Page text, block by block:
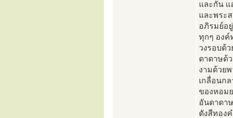
และกัน แ
และพระ
อภิรมย์อ
ทุกๆ องค์
วงรอบด้
ดาดาษด้
งามด้วย
เกลื่อนก
ของหอม
อันดาดา
ดังสีทอง